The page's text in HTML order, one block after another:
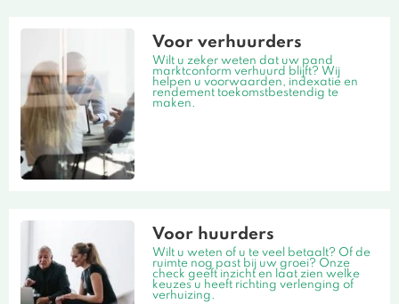
Voor verhuurders
Wilt u zeker weten dat uw pand
marktconform verhuurd blijft? Wij
helpen u voorwaarden, indexatie en
rendement toekomstbestendig te
maken.
Voor huurders
Wilt u weten of u te veel betaalt? Of de
ruimte nog past bij uw groei? Onze
check geeft inzicht en laat zien welke
keuzes u heeft richting verlenging of
verhuizing.